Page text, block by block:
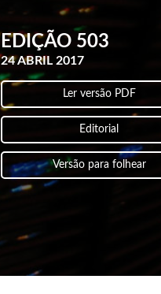
EDIÇÃO 503
24 ABRIL 2017
Ler versão PDF
Editorial
Versão para folhear